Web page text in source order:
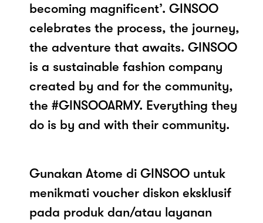
becoming magnificent’. GINSOO
celebrates the process, the journey,
the adventure that awaits. GINSOO
is a sustainable fashion company
created by and for the community,
the #GINSOOARMY. Everything they
do is by and with their community.
Gunakan Atome di GINSOO untuk
menikmati voucher diskon eksklusif
pada produk dan/atau layanan